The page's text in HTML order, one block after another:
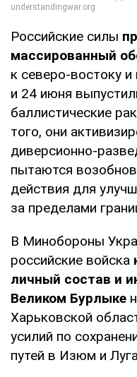
Российские силы
массированный
к северо-востоку
и 24 июня
баллистические
того, они
диверсионно-
пытаются
действия для
за пределами
В Минобороны
российские войска
личный состав и
Великом Бурлыке
Харьковской
усилий по
путей в Изюм и